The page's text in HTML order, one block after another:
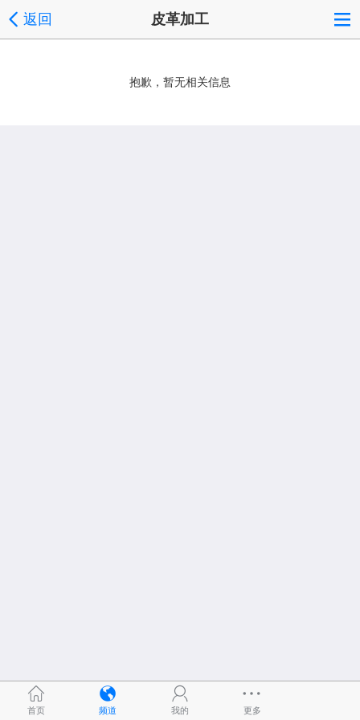
返回 皮革加工
抱歉，暂无相关信息
首页 频道 我的 更多